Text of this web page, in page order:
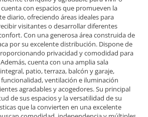
con espacios que promueven la
diario, ofreciendo áreas ideales para
visitantes o desarrollar diferentes
Con una generosa área construida de
por su excelente distribución. Dispone de
privacidad y comodidad para
cuenta con una amplia sala
patio, terraza, balcón y garaje,
ventilación e iluminación
agradables y acogedores. Su principal
de sus espacios y la versatilidad de su
que la convierten en una excelente